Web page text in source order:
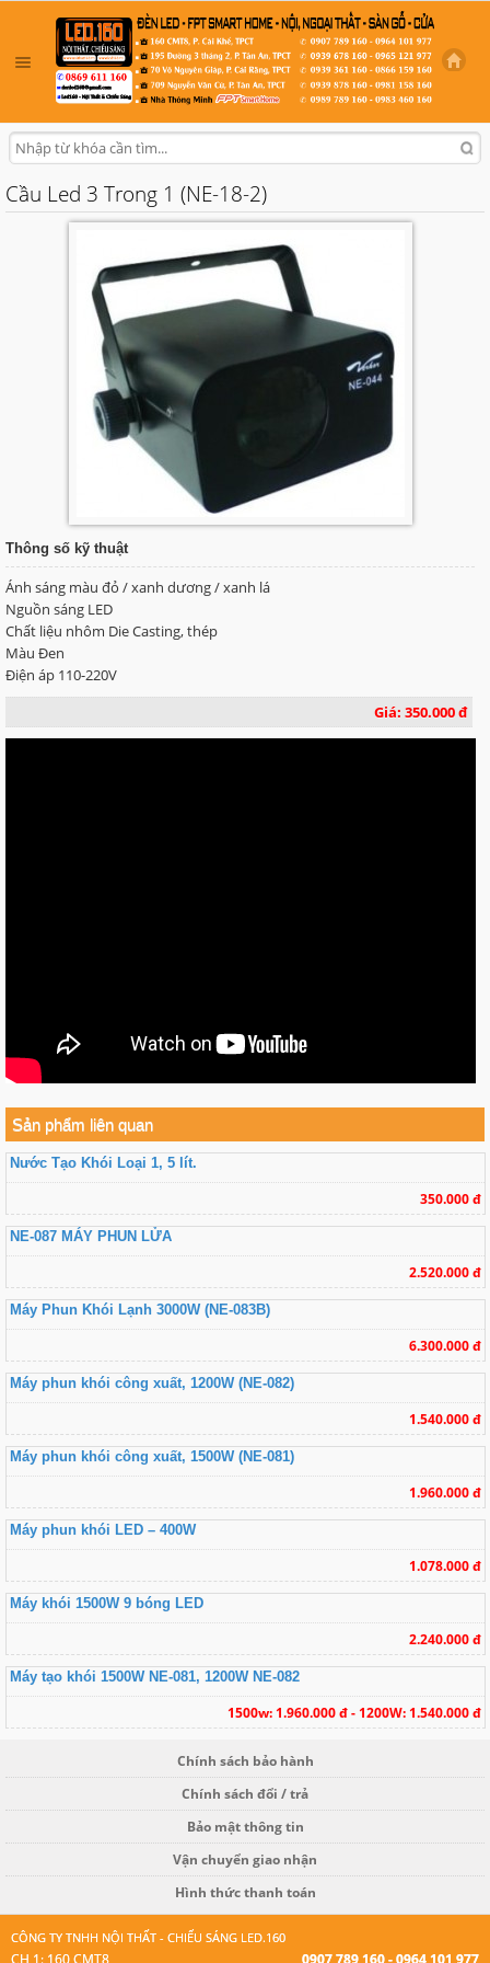
Cầu Led 3 Trong 1 (NE-18-2)
Thông số kỹ thuật
Ánh sáng màu đỏ / xanh dương / xanh lá
Nguồn sáng LED
Chất liệu nhôm Die Casting, thép
Màu Đen
Điện áp 110-220V
Giá: 350.000 đ
Sản phẩm liên quan
Nước Tạo Khói Loại 1, 5 lít.
350.000 đ
NE-087 MÁY PHUN LỬA
2.520.000 đ
Máy Phun Khói Lạnh 3000W (NE-083B)
6.300.000 đ
Máy phun khói công xuất, 1200W (NE-082)
1.540.000 đ
Máy phun khói công xuất, 1500W (NE-081)
1.960.000 đ
Máy phun khói LED – 400W
1.078.000 đ
Máy khói 1500W 9 bóng LED
2.240.000 đ
Máy tạo khói 1500W NE-081, 1200W NE-082
1500w: 1.960.000 đ - 1200W: 1.540.000 đ
Chính sách bảo hành
Chính sách đổi / trả
Bảo mật thông tin
Vận chuyển giao nhận
Hình thức thanh toán
CÔNG TY TNHH NỘI THẤT - CHIẾU SÁNG LED.160
CH 1: 160 CMT8 0907 789 160 - 0964 101 977